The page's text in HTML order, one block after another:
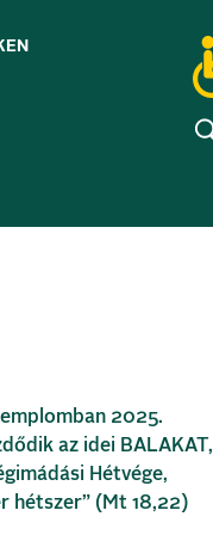
EN
2025.
az idei BALAKAT,
Hétvége,
hétszer” (Mt 18,22)